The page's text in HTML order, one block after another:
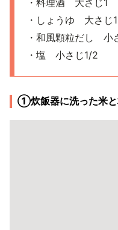
・料理酒 大さじ1
・しょうゆ 大さじ1
・和風顆粒だし 小
・塩 小さじ1/2
①炊飯器に洗った米と